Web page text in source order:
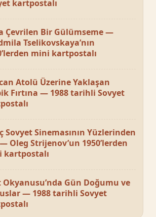
kartpostalı
Çevrilen Bir Gülümseme —
Tselikovskaya’nın
mini kartpostalı
Atolü Üzerine Yaklaşan
Fırtına — 1988 tarihli Sovyet
Sovyet Sinemasının Yüzlerinden
Oleg Strijenov’un 1950’lerden
kartpostalı
Okyanusu’nda Gün Doğumu ve
— 1988 tarihli Sovyet